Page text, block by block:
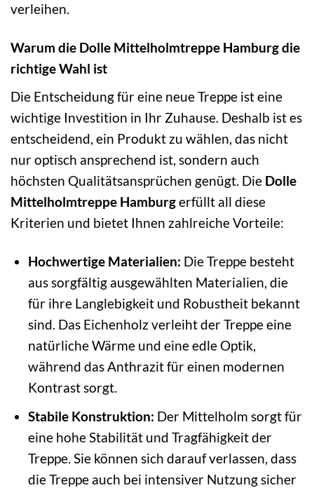
verleihen.
Warum die Dolle Mittelholmtreppe Hamburg die
richtige Wahl ist
Die Entscheidung für eine neue Treppe ist eine
wichtige Investition in Ihr Zuhause. Deshalb ist es
entscheidend, ein Produkt zu wählen, das nicht
nur optisch ansprechend ist, sondern auch
höchsten Qualitätsansprüchen genügt. Die Dolle
Mittelholmtreppe Hamburgerfüllt all diese
Kriterien und bietet Ihnen zahlreiche Vorteile:
Hochwertige Materialien: Die Treppe besteht
aus sorgfältig ausgewählten Materialien, die
für ihre Langlebigkeit und Robustheit bekannt
sind. Das Eichenholz verleiht der Treppe eine
natürliche Wärme und eine edle Optik,
während das Anthrazit für einen modernen
Kontrast sorgt.
Stabile Konstruktion: Der Mittelholm sorgt für
eine hohe Stabilität und Tragfähigkeit der
Treppe. Sie können sich darauf verlassen, dass
die Treppe auch bei intensiver Nutzung sicher